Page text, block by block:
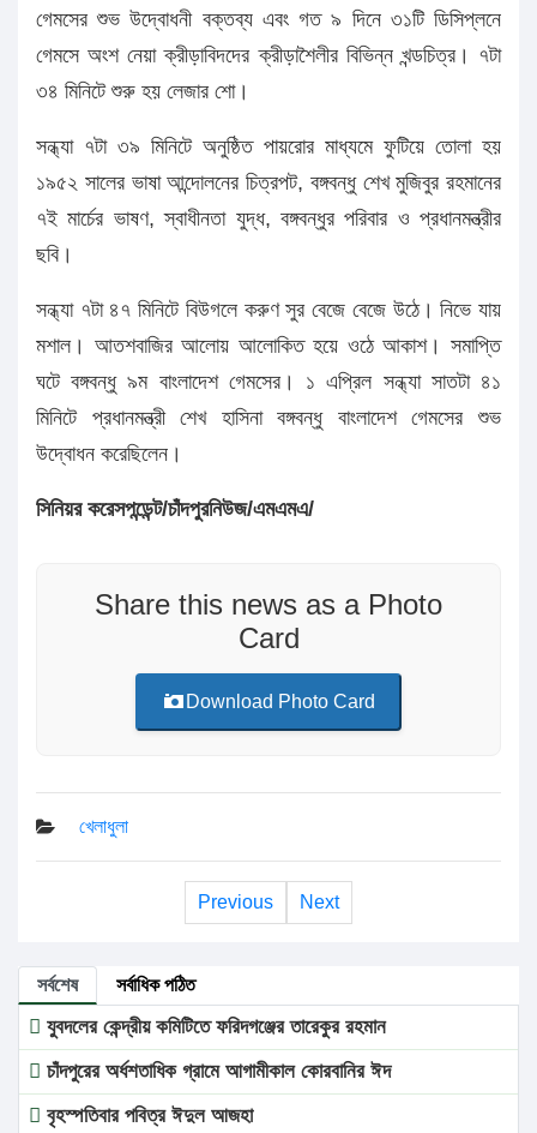
গেমসের শুভ উদ্বোধনী বক্তব্য এবং গত ৯ দিনে ৩১টি ডিসিপ্লনে
গেমসে অংশ নেয়া ক্রীড়াবিদদের ক্রীড়াশৈলীর বিভিন্ন খন্ডচিত্র। ৭টা
৩৪ মিনিটে শুরু হয় লেজার শো।
সন্ধ্যা ৭টা ৩৯ মিনিটে অনুষ্ঠিত পায়রোর মাধ্যমে ফুটিয়ে তোলা হয়
১৯৫২ সালের ভাষা আন্দোলনের চিত্রপট, বঙ্গবন্ধু শেখ মুজিবুর রহমানের
৭ই মার্চের ভাষণ, স্বাধীনতা যুদ্ধ, বঙ্গবন্ধুর পরিবার ও প্রধানমন্ত্রীর
ছবি।
সন্ধ্যা ৭টা ৪৭ মিনিটে বিউগলে করুণ সুর বেজে বেজে উঠে। নিভে যায়
মশাল। আতশবাজির আলোয় আলোকিত হয়ে ওঠে আকাশ। সমাপ্তি
ঘটে বঙ্গবন্ধু ৯ম বাংলাদেশ গেমসের। ১ এপ্রিল সন্ধ্যা সাতটা ৪১
মিনিটে প্রধানমন্ত্রী শেখ হাসিনা বঙ্গবন্ধু বাংলাদেশ গেমসের শুভ
উদ্বোধন করেছিলেন।
সিনিয়র করেসপন্ডেন্ট/চাঁদপুরনিউজ/এমএমএ/
Share this news as a Photo
Card
Download Photo Card
খেলাধুলা
Previous Next
সর্বশেষ সর্বাধিক পঠিত
যুবদলের কেন্দ্রীয় কমিটিতে ফরিদগঞ্জের তারেকুর রহমান
চাঁদপুরের অর্ধশতাধিক গ্রামে আগামীকাল কোরবানির ঈদ
বৃহস্পতিবার পবিত্র ঈদুল আজহা